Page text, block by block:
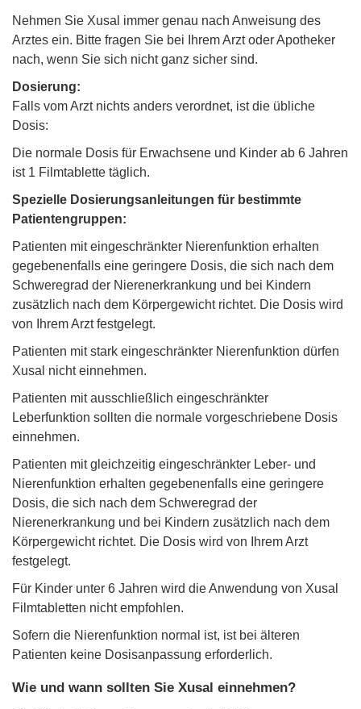
Nehmen Sie Xusal immer genau nach Anweisung des
Arztes ein. Bitte fragen Sie bei Ihrem Arzt oder Apotheker
nach, wenn Sie sich nicht ganz sicher sind.
Dosierung:
Falls vom Arzt nichts anders verordnet, ist die übliche
Dosis:
Die normale Dosis für Erwachsene und Kinder ab 6 Jahren
ist 1 Filmtablette täglich.
Spezielle Dosierungsanleitungen für bestimmte
Patientengruppen:
Patienten mit eingeschränkter Nierenfunktion erhalten
gegebenenfalls eine geringere Dosis, die sich nach dem
Schweregrad der Nierenerkrankung und bei Kindern
zusätzlich nach dem Körpergewicht richtet. Die Dosis wird
von Ihrem Arzt festgelegt.
Patienten mit stark eingeschränkter Nierenfunktion dürfen
Xusal nicht einnehmen.
Patienten mit ausschließlich eingeschränkter
Leberfunktion sollten die normale vorgeschriebene Dosis
einnehmen.
Patienten mit gleichzeitig eingeschränkter Leber- und
Nierenfunktion erhalten gegebenenfalls eine geringere
Dosis, die sich nach dem Schweregrad der
Nierenerkrankung und bei Kindern zusätzlich nach dem
Körpergewicht richtet. Die Dosis wird von Ihrem Arzt
festgelegt.
Für Kinder unter 6 Jahren wird die Anwendung von Xusal
Filmtabletten nicht empfohlen.
Sofern die Nierenfunktion normal ist, ist bei älteren
Patienten keine Dosisanpassung erforderlich.
Wie und wann sollten Sie Xusal einnehmen?